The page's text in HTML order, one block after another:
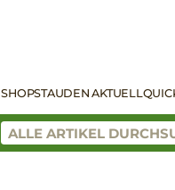
SHOPSTAUDEN AKTUELL